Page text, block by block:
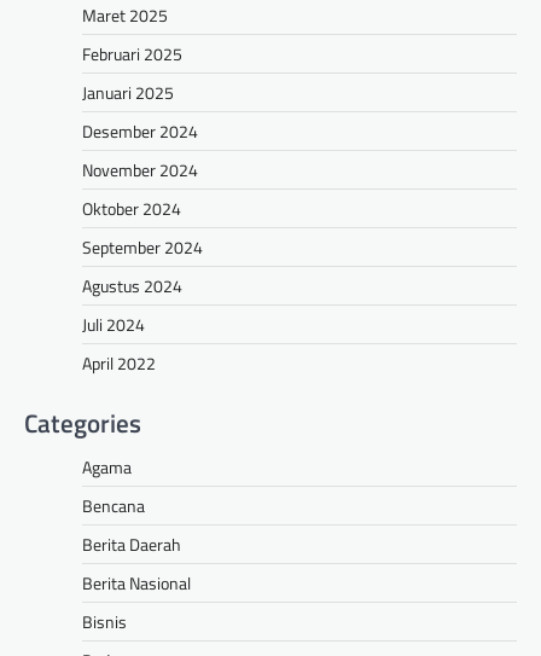
Maret 2025
Februari 2025
Januari 2025
Desember 2024
November 2024
Oktober 2024
September 2024
Agustus 2024
Juli 2024
April 2022
Categories
Agama
Bencana
Berita Daerah
Berita Nasional
Bisnis